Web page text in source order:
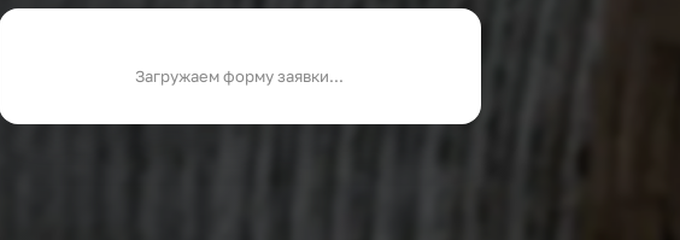
Загружаем форму заявки...